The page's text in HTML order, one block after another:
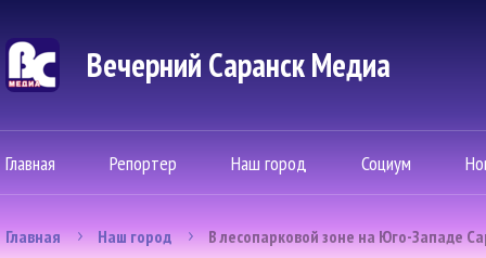
Вечерний Саранск Mедиа
Главная Репортер Наш город Социум
Главная Наш город В лесопарковой зоне на Юго-Западе